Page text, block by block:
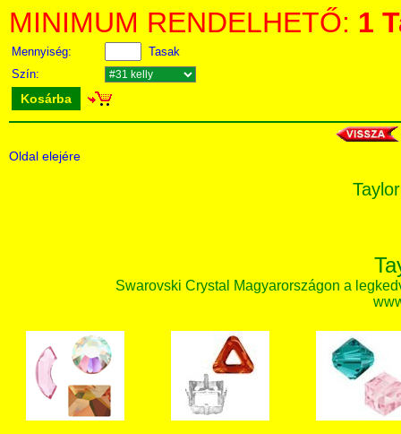
MINIMUM RENDELHETŐ: 1
Mennyiség:
Tasak
Szín:
Kosárba
Oldal elejére
Swarovski Crystal Magyarországon a